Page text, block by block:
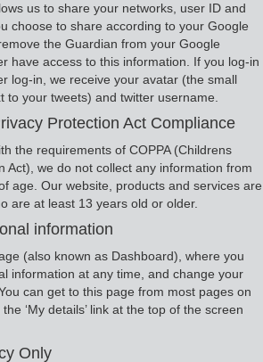
us to share your networks, user ID and
choose to share according to your Google
the Guardian from your Google
have access to this information. If you log-in
log-in, we receive your avatar (the small
to your tweets) and twitter username.
Protection Act Compliance
the requirements of COPPA (Childrens
Act), we do not collect any information from
age. Our website, products and services are
are at least 13 years old or older.
information
(also known as Dashboard), where you
information at any time, and change your
can get to this page from most pages on
‘My details’ link at the top of the screen
Only